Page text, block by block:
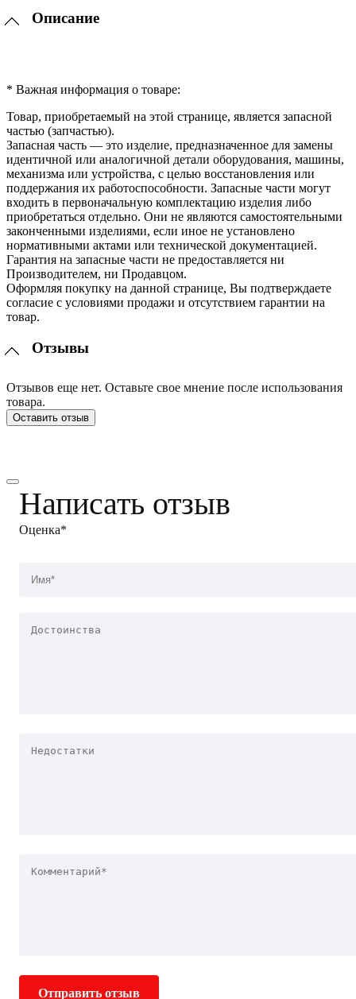
Описание
* Важная информация о товаре:
Товар, приобретаемый на этой странице, является запасной
частью (запчастью).
Запасная часть — это изделие, предназначенное для замены
идентичной или аналогичной детали оборудования, машины,
механизма или устройства, с целью восстановления или
поддержания их работоспособности. Запасные части могут
входить в первоначальную комплектацию изделия либо
приобретаться отдельно. Они не являются самостоятельными
законченными изделиями, если иное не установлено
нормативными актами или технической документацией.
Гарантия на запасные части не предоставляется ни
Производителем, ни Продавцом.
Оформляя покупку на данной странице, Вы подтверждаете
согласие с условиями продажи и отсутствием гарантии на
товар.
Отзывы
Отзывов еще нет. Оставьте свое мнение после использования
товара.
Оставить отзыв
Написать отзыв
Оценка*
Отправить отзыв